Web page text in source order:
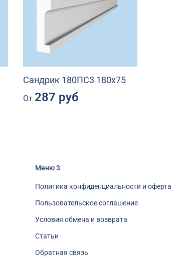
Сандрик 180ПС3 180х75
От 287 руб
Меню 3
Политика конфиденциальности и оферта
Пользовательское соглашение
Условия обмена и возврата
Статьи
Обратная связь